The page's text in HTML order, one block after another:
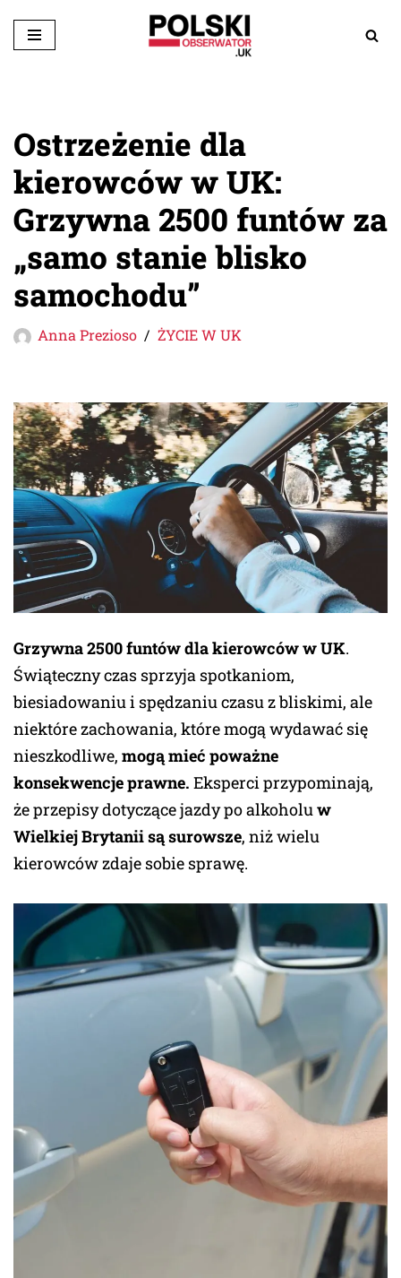
Przejdź
Ostrzeżenie dla
kierowców w UK:
Grzywna 2500 funtów za
„samo stanie blisko
samochodu”
Anna Prezioso ŻYCIE W UK
Grzywna 2500 funtów dla kierowców w UK.
Świąteczny czas sprzyja spotkaniom,
biesiadowaniu i spędzaniu czasu z bliskimi, ale
niektóre zachowania, które mogą wydawać się
nieszkodliwe, mogą mieć poważne
konsekwencje prawne. Eksperci przypominają,
że przepisy dotyczące jazdy po alkoholuw
Wielkiej Brytanii są surowsze, niż wielu
kierowców zdaje sobie sprawę.